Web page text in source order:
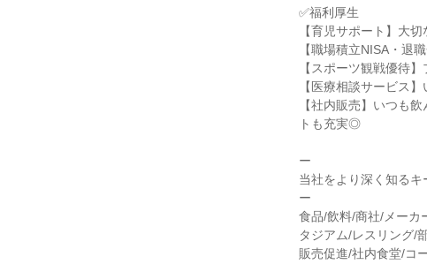
✅福利厚生
【育児サポート】大
【職場積立NISA・退
【スポーツ観戦優待
【医療相談サービス
【社内販売】いつも
トも充実◎
ー
当社をより深く知るキ
ー
食品/飲料/商社/メーカ
タジアム/レスリング/
販売促進/社内食堂/コ